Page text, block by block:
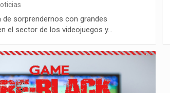
de sorprendernos con grandes
el sector de los videojuegos y…